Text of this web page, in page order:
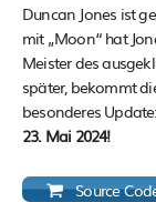
Duncan Jones ist
mit „Moon“ hat
Meister des
später, bekommt
besonderes Update:
23. Mai 2024!
Source